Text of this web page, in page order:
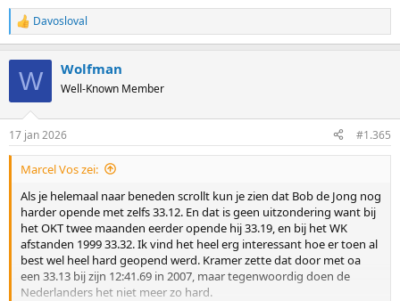
B-groep, dus geen NOS screenshots?
R
e
c
s
:
Davosloval
W Wolfman
Well-Known Member
17 jan 2026 #1.365
Marcel Vos zei:
Als je helemaal naar beneden scrollt kun je zien dat Bob de Jong nog
harder opende met zelfs 33.12. En dat is geen uitzondering want bij
het OKT twee maanden eerder opende hij 33.19, en bij het WK
afstanden 1999 33.32. Ik vind het heel erg interessant hoe er toen al
best wel heel hard geopend werd. Kramer zette dat door met oa
een 33.13 bij zijn 12:41.69 in 2007, maar tegenwoordig doen de
Nederlanders het niet meer zo hard.